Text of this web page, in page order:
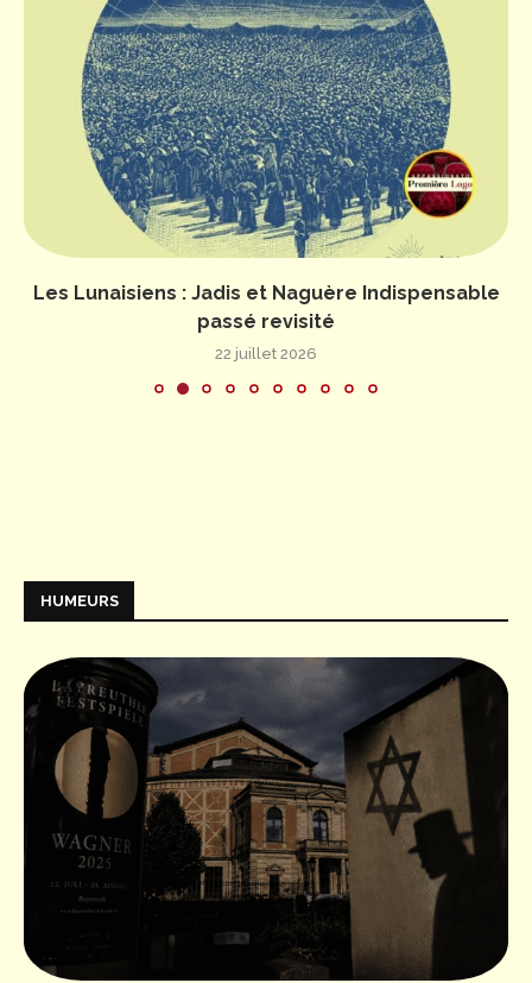
Les Lunaisiens : Jadis et Naguère Indispensable
passé revisité
22 juillet 2026
HUMEURS